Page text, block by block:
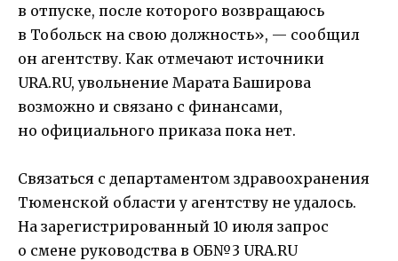
в отпуске, после которого возвращаюсь
в Тобольск на свою должность», — сообщил
он агентству. Как отмечают источники
URA.RU, увольнение Марата Баширова
возможно и связано с финансами,
но официального приказа пока нет.
Связаться с департаментом здравоохранения
Тюменской области у агентству не удалось.
На зарегистрированный 10 июля запрос
о смене руководства в ОБ№3 URA.RU